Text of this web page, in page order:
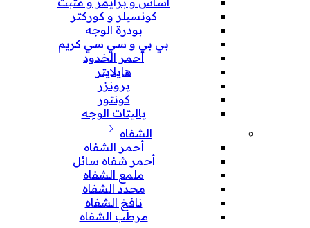
كونسيلر و كوركتر
بودرة الوجه
بي بي و سي سي كريم
أحمر الخدود
هايلايتر
برونزر
كونتور
باليتات الوجه
الشفاه
أحمر الشفاه
أحمر شفاه سائل
ملمع الشفاه
محدد الشفاه
نافخ الشفاه
مرطب الشفاه